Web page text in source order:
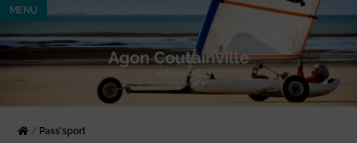
MENU
/ Pass'sport